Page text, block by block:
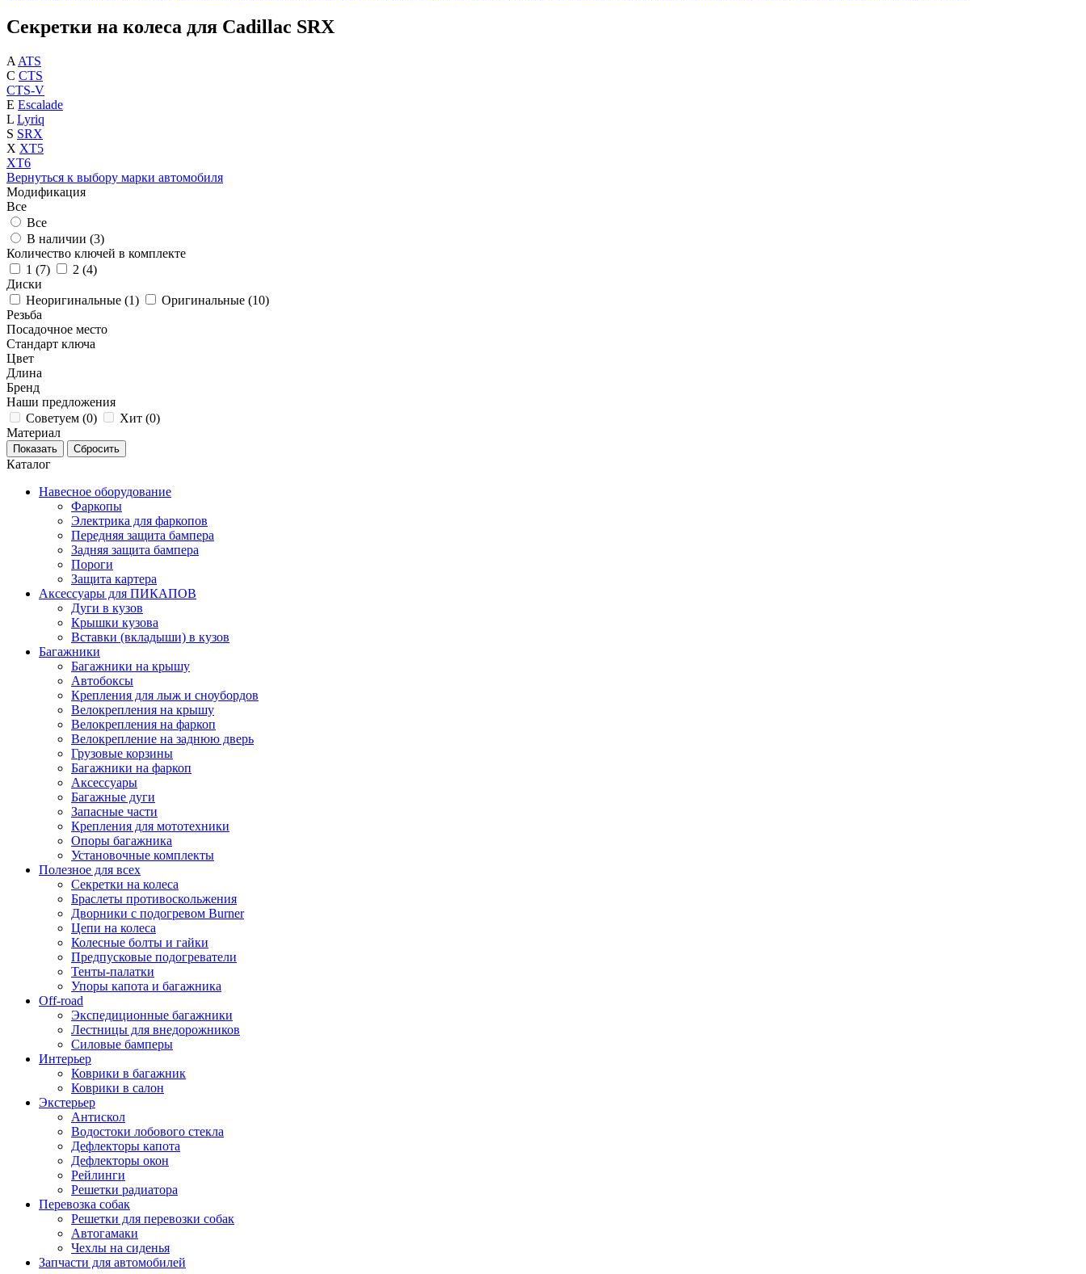
Секретки на колеса для Cadillac SRX
A ATS
C CTS
CTS-V
E Escalade
L Lyriq
S SRX
X XT5
XT6
Вернуться к выбору марки автомобиля
Модификация
Все
Все
В наличии (3)
Количество ключей в комплекте
1 (7) 2 (4)
Диски
Неоригинальные (1) Оригинальные (10)
Резьба
Посадочное место
Стандарт ключа
Цвет
Длина
Бренд
Наши предложения
Советуем (0) Хит (0)
Материал
Каталог
Навесное оборудование
Фаркопы
Электрика для фаркопов
Передняя защита бампера
Задняя защита бампера
Пороги
Защита картера
Аксессуары для ПИКАПОВ
Дуги в кузов
Крышки кузова
Вставки (вкладыши) в кузов
Багажники
Багажники на крышу
Автобоксы
Крепления для лыж и сноубордов
Велокрепления на крышу
Велокрепления на фаркоп
Велокрепление на заднюю дверь
Грузовые корзины
Багажники на фаркоп
Аксессуары
Багажные дуги
Запасные части
Крепления для мототехники
Опоры багажника
Установочные комплекты
Полезное для всех
Секретки на колеса
Браслеты противоскольжения
Дворники с подогревом Burner
Цепи на колеса
Колесные болты и гайки
Предпусковые подогреватели
Тенты-палатки
Упоры капота и багажника
Off-road
Экспедиционные багажники
Лестницы для внедорожников
Силовые бамперы
Интерьер
Коврики в багажник
Коврики в салон
Экстерьер
Антискол
Водостоки лобового стекла
Дефлекторы капота
Дефлекторы окон
Рейлинги
Решетки радиатора
Перевозка собак
Решетки для перевозки собак
Автогамаки
Чехлы на сиденья
Запчасти для автомобилей